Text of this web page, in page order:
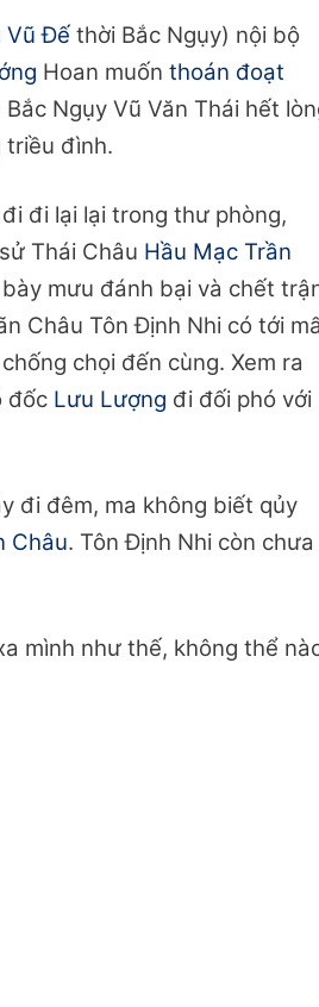
Vũ Đế thời Bắc Ngụy) nội bộ
Hoan muốn thoán đoạt
Ngụy Vũ Văn Thái hết
triều đình.
đi lại lại trong thư phòng,
Thái Châu Hầu Mạc Trần
mưu đánh bại và chết
Châu Tôn Định Nhi có tới
chọi đến cùng. Xem ra
đốc Lưu Lượng đi đối phó với
đi đêm, ma không biết qủy
Châu. Tôn Định Nhi còn chưa
mình như thế, không thể